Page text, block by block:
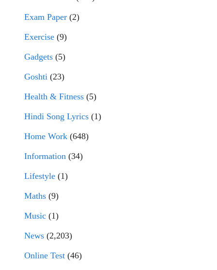
Exam Paper (2)
Exercise (9)
Gadgets (5)
Goshti (23)
Health & Fitness (5)
Hindi Song Lyrics (1)
Home Work (648)
Information (34)
Lifestyle (1)
Maths (9)
Music (1)
News (2,203)
Online Test (46)